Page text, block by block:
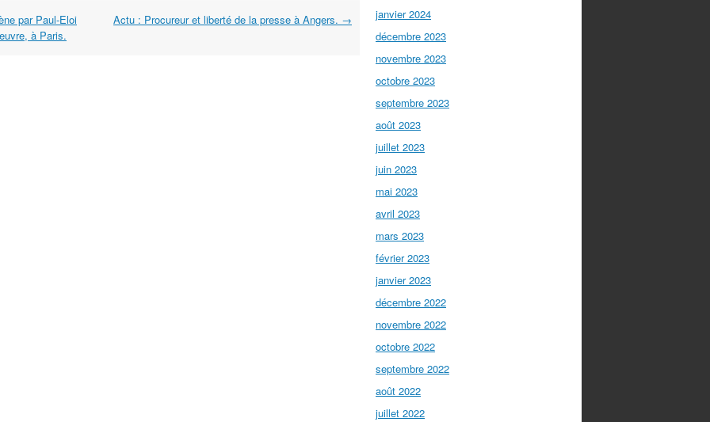
par Paul-Eloi
à Paris.
Actu : Procureur et liberté de la presse à Angers. →
janvier 2024
décembre 2023
novembre 2023
octobre 2023
septembre 2023
août 2023
juillet 2023
juin 2023
mai 2023
avril 2023
mars 2023
février 2023
janvier 2023
décembre 2022
novembre 2022
octobre 2022
septembre 2022
août 2022
juillet 2022